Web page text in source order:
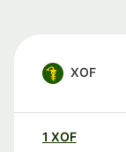
XOF
1 XOF